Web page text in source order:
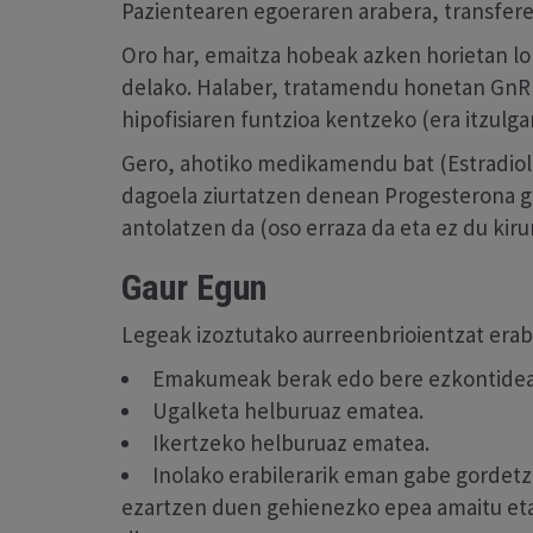
Pazientearen egoeraren arabera,
Oro har, emaitza hobeak azken horietan
delako. Halaber, tratamendu honetan
hipofisiaren funtzioa kentzeko (era
Gero, ahotiko medikamendu bat
dagoela ziurtatzen denean
antolatzen da (oso erraza da eta ez du
Gaur Egun
Legeak izoztutako aurreenbrioientzat
Emakumeak berak edo bere
Ugalketa helburuaz ematea.
Ikertzeko helburuaz ematea.
Inolako erabilerarik eman gabe
ezartzen duen gehienezko epea amaitu